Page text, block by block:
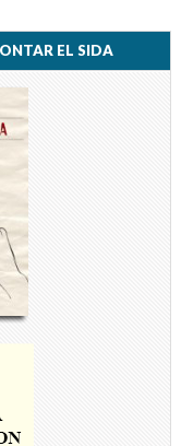
EL SIDA